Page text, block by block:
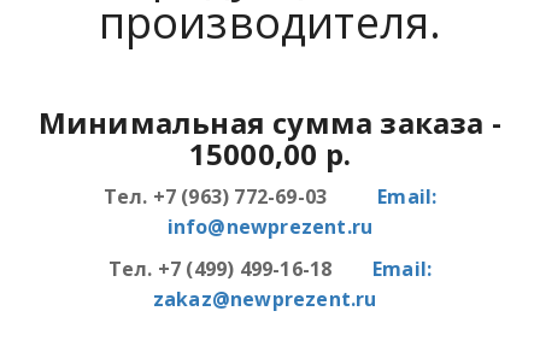
Минимальная сумма заказа -
15000,00 р.
Тел. +7 (963) 772-69-03 Email:
info@newprezent.ru
Тел. +7 (499) 499-16-18 Email:
zakaz@newprezent.ru